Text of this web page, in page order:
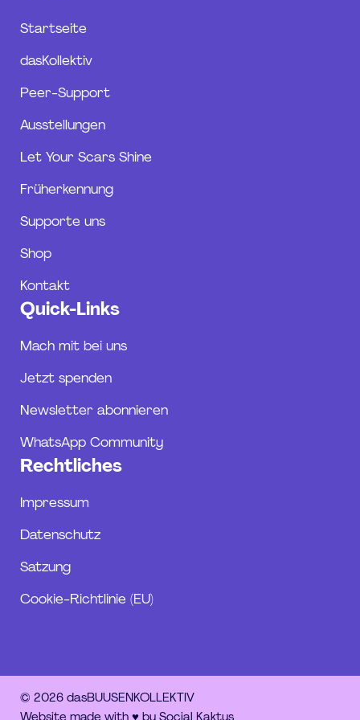
a
g
a
m
e
d
n
Startseite
dasKollektiv
Peer-Support
Ausstellungen
Let Your Scars Shine
Früherkennung
Supporte uns
Shop
Kontakt
Quick-Links
Mach mit bei uns
Jetzt spenden
Newsletter abonnieren
WhatsApp Community
Rechtliches
Impressum
Datenschutz
Satzung
Cookie-Richtlinie (EU)
© 2026 dasBUUSENKOLLEKTIV